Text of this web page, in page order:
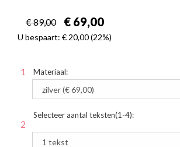
€ 89,00 € 69,00
U bespaart: € 20,00(22%)
Materiaal:
Selecteer aantal teksten(1-4):